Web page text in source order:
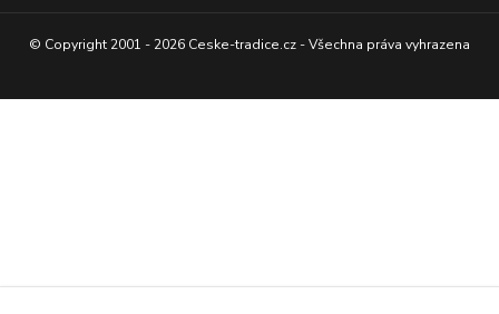
© Copyright 2001 - 2026 Ceske-tradice.cz - Všechna práva vyhrazena